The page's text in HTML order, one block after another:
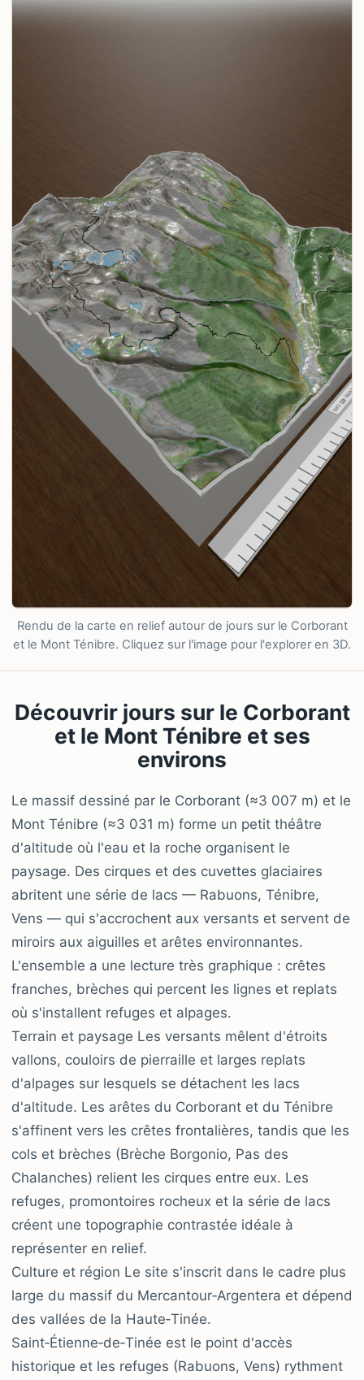
Rendu de la carte en relief autour de jours sur le Corborant
et le Mont Ténibre. Cliquez sur l'image pour l'explorer en 3D.
Découvrir jours sur le Corborant
et le Mont Ténibre et ses
environs
Le massif dessiné par le Corborant (≈3 007 m) et le
Mont Ténibre (≈3 031 m) forme un petit théâtre
d'altitude où l'eau et la roche organisent le
paysage. Des cirques et des cuvettes glaciaires
abritent une série de lacs — Rabuons, Ténibre,
Vens — qui s'accrochent aux versants et servent de
miroirs aux aiguilles et arêtes environnantes.
L'ensemble a une lecture très graphique : crêtes
franches, brèches qui percent les lignes et replats
où s'installent refuges et alpages.
Terrain et paysage Les versants mêlent d'étroits
vallons, couloirs de pierraille et larges replats
d'alpages sur lesquels se détachent les lacs
d'altitude. Les arêtes du Corborant et du Ténibre
s'affinent vers les crêtes frontalières, tandis que les
cols et brèches (Brèche Borgonio, Pas des
Chalanches) relient les cirques entre eux. Les
refuges, promontoires rocheux et la série de lacs
créent une topographie contrastée idéale à
représenter en relief.
Culture et région Le site s'inscrit dans le cadre plus
large du massif du Mercantour‑Argentera et dépend
des vallées de la Haute‑Tinée.
Saint‑Étienne‑de‑Tinée est le point d'accès
historique et les refuges (Rabuons, Vens) rythment